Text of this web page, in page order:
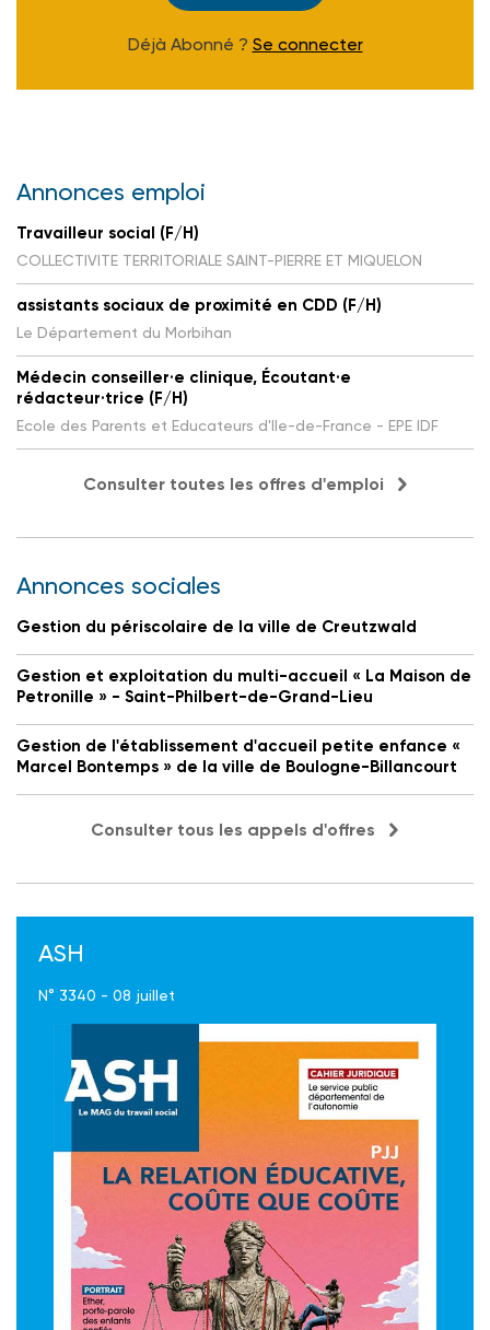
Déjà Abonné ? Se connecter
Annonces emploi
Travailleur social (F/H)
COLLECTIVITE TERRITORIALE SAINT-PIERRE ET MIQUELON
assistants sociaux de proximité en CDD (F/H)
Le Département du Morbihan
Médecin conseiller·e clinique, Écoutant·e
rédacteur·trice (F/H)
Ecole des Parents et Educateurs d'Ile-de-France - EPE IDF
Consulter toutes les offres d'emploi
Annonces sociales
Gestion du périscolaire de la ville de Creutzwald
Gestion et exploitation du multi-accueil « La Maison de
Petronille » - Saint-Philbert-de-Grand-Lieu
Gestion de l'établissement d'accueil petite enfance «
Marcel Bontemps » de la ville de Boulogne-Billancourt
Consulter tous les appels d'offres
ASH
N° 3340 - 08 juillet